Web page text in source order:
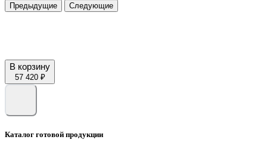
Предыдущие Следующие
В корзину
57 420 ₽
Каталог готовой продукции